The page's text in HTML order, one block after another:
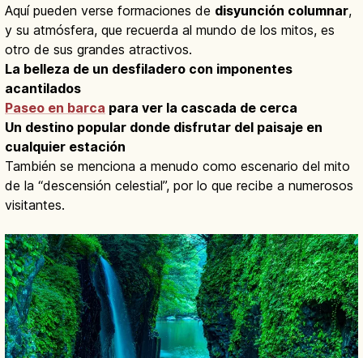
Aquí pueden verse formaciones de disyunción columnar,
y su atmósfera, que recuerda al mundo de los mitos, es
otro de sus grandes atractivos.
La belleza de un desfiladero con imponentes
acantilados
Paseo en barca para ver la cascada de cerca
Un destino popular donde disfrutar del paisaje en
cualquier estación
También se menciona a menudo como escenario del mito
de la “descensión celestial”, por lo que recibe a numerosos
visitantes.